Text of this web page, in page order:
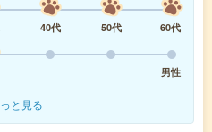
40代 50代
60代
男性
と見る